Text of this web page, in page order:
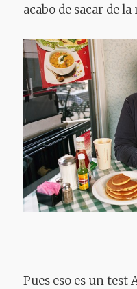
acabo de sacar de la
Pues eso es un test